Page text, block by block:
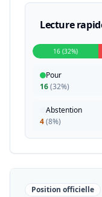
Lecture
16 (32%)
Pour
16(32%)
Abstention
4(8%)
Position officielle